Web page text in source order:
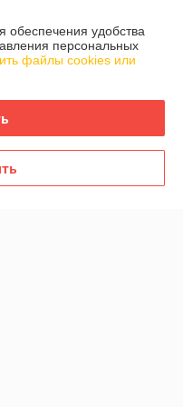
удобства
персональных
файлы cookies или